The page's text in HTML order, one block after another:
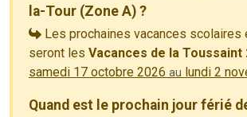
la-Tour (Zone A) ?
Les prochaines vacances scolaires
seront les Vacances de la Toussaint
samedi 17 octobre 2026 au lundi 2
Quand est le prochain jour férié